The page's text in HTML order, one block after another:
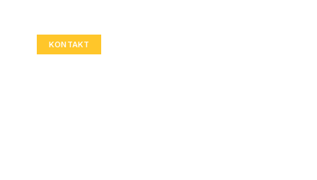
KONTAKT